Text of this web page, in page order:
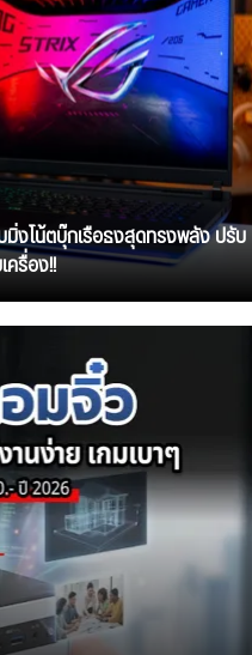
มิ่งโน้ตบุ๊กเรือธงสุดทรงพลัง ปรับ
รื่อง!!